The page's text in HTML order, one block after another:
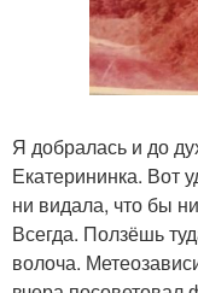
Я добралась и до
Екатерининка. Вот
ни видала, что бы
Всегда. Ползёшь
волоча.